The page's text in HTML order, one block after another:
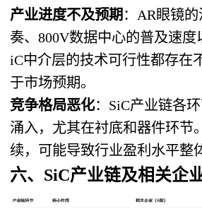
产业进度不及预期 ：AR眼镜
奏、800V数据中心的普及速度
iC中介层的技术可行性都存在
于市场预期。
竞争格局恶化：SiC产业链各
涌入，尤其在衬底和器件环节
续，可能导致行业盈利水平整
六、SiC产业链及相关企